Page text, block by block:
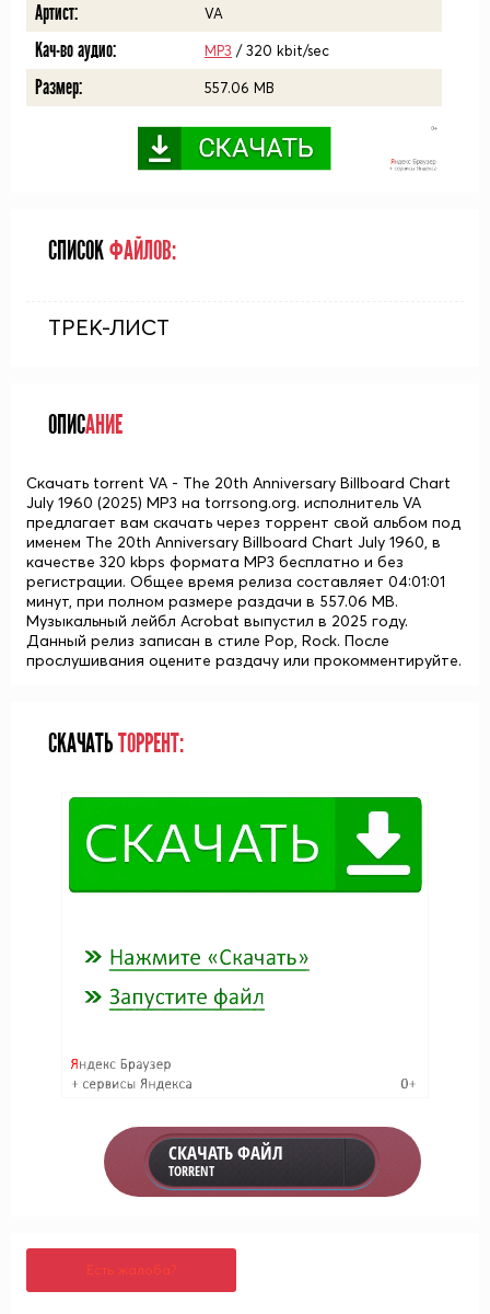
Артист: VA
Кач-во аудио: MP3 / 320 kbit/sec
Размер: 557.06 MB
СПИСОКФАЙЛОВ:
ТРЕК-ЛИСТ
ОПИСАНИЕ
Скачать torrent VA - The 20th Anniversary Billboard Chart
July 1960 (2025) MP3 на torrsong.org. исполнитель VA
предлагает вам скачать через торрент свой альбом под
именем The 20th Anniversary Billboard Chart July 1960, в
качестве 320 kbps формата MP3 бесплатно и без
регистрации. Общее время релиза составляет 04:01:01
минут, при полном размере раздачи в 557.06 MB.
Музыкальный лейбл Acrobat выпустил в 2025 году.
Данный релиз записан в стиле Pop, Rock. После
прослушивания оцените раздачу или прокомментируйте.
СКАЧАТЬТОРРЕНТ:
СКАЧАТЬ ФАЙЛ
TORRENT
Есть жалоба?